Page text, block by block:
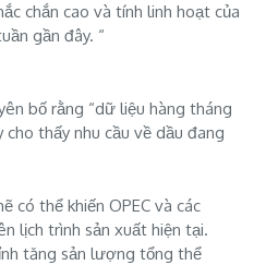
chắn cao và tính linh hoạt của
gần đây. “
bố rằng “dữ liệu hàng tháng
thấy nhu cầu về dầu đang
có thể khiến OPEC và các
lịch trình sản xuất hiện tại.
tăng sản lượng tổng thể